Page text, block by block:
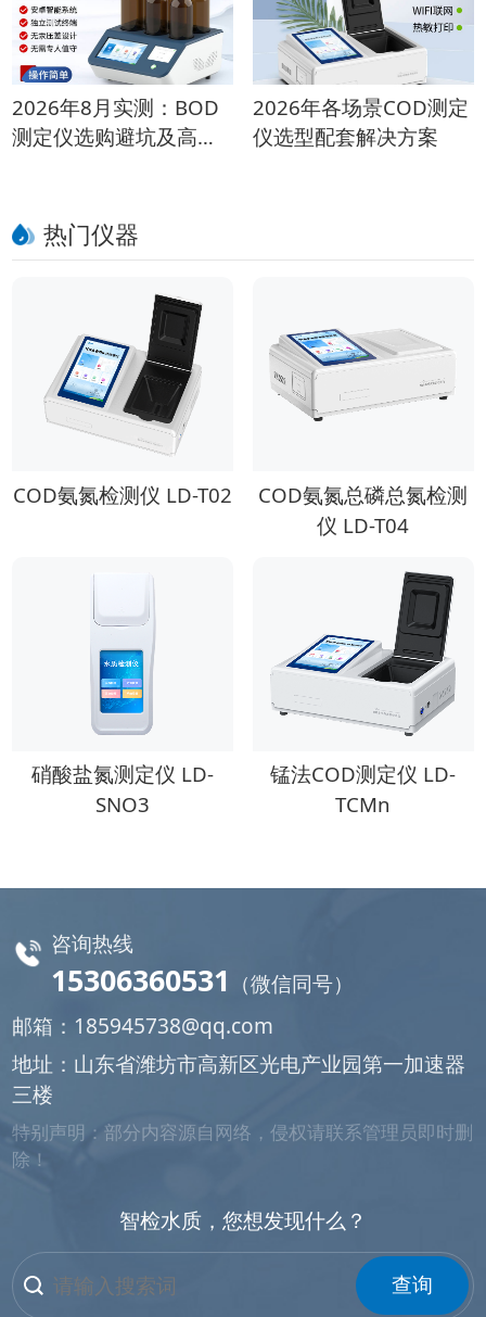
2026年8月实测：BOD
测定仪选购避坑及高性
2026年各场景COD测定
仪选型配套解决方案
热门仪器
COD氨氮检测仪 LD-T02
COD氨氮总磷总氮检测
仪 LD-T04
硝酸盐氮测定仪 LD-
SNO3
锰法COD测定仪 LD-
TCMn
咨询热线
15306360531
（微信同号）
邮箱： 185945738@qq.com
地址：山东省潍坊市高新区光电产业园第一加速器
三楼
特别声明：部分内容源自网络，侵权请联系管理员即时删
除！
智检水质，您想发现什么？
查询